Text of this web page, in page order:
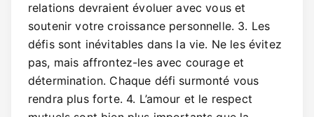
relations devraient évoluer avec vous et
soutenir votre croissance personnelle. 3. Les
défis sont inévitables dans la vie. Ne les évitez
pas, mais affrontez-les avec courage et
détermination. Chaque défi surmonté vous
rendra plus forte. 4. L’amour et le respect